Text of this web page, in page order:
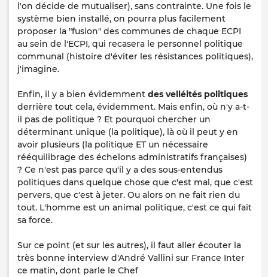
l'on décide de mutualiser), sans contrainte. Une fois le
système bien installé, on pourra plus facilement
proposer la "fusion" des communes de chaque ECPI
au sein de l'ECPI, qui recasera le personnel politique
communal (histoire d'éviter les résistances politiques),
j'imagine.
Enfin, il y a bien évidemment des velléités politiques
derrière tout cela, évidemment. Mais enfin, où n'y a-t-
il pas de politique ? Et pourquoi chercher un
déterminant unique (la politique), là où il peut y en
avoir plusieurs (la politique ET un nécessaire
rééquilibrage des échelons administratifs françaises)
? Ce n'est pas parce qu'il y a des sous-entendus
politiques dans quelque chose que c'est mal, que c'est
pervers, que c'est à jeter. Ou alors on ne fait rien du
tout. L'homme est un animal politique, c'est ce qui fait
sa force.
Sur ce point (et sur les autres), il faut aller écouter la
très bonne interview d'André Vallini sur France Inter
ce matin, dont parle le Chef